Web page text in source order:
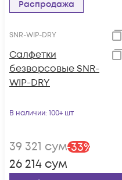
Распродажа
SNR-WIP-DRY
Салфетки
безворсовые SNR-
WIP-DRY
В наличии: 100+ шт
39 321 сум-33%
26 214 сум